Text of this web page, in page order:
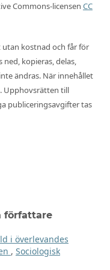
Commons-licensen CC
kostnad och får för
ned, kopieras, delas,
ändras. När innehållet
Upphovsrätten till
publiceringsavgifter tas
författare
i överlevandes
, Sociologisk